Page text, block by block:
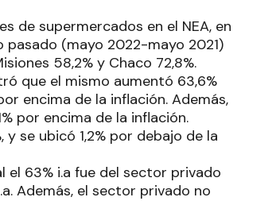
de supermercados en el NEA, en
(mayo 2022-mayo 2021)
58,2% y Chaco 72,8%.
que el mismo aumentó 63,6%
encima de la inflación. Además,
por encima de la inflación.
se ubicó 1,2% por debajo de la
el 63% i.a fue del sector privado
Además, el sector privado no